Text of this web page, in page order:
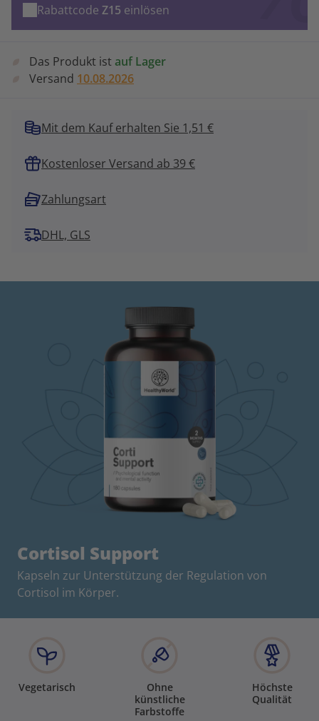
Rabattcode Z15 einlösen
Das Produkt ist auf Lager
Versand 10.08.2026
Mit dem Kauf erhalten Sie 1,51 €
Kostenloser Versand ab 39 €
Zahlungsart
DHL, GLS
Cortisol Support
Kapseln zur Unterstützung der Regulation von
Cortisol im Körper.
Vegetarisch
Ohne
künstliche
Farbstoffe
Höchste
Qualität